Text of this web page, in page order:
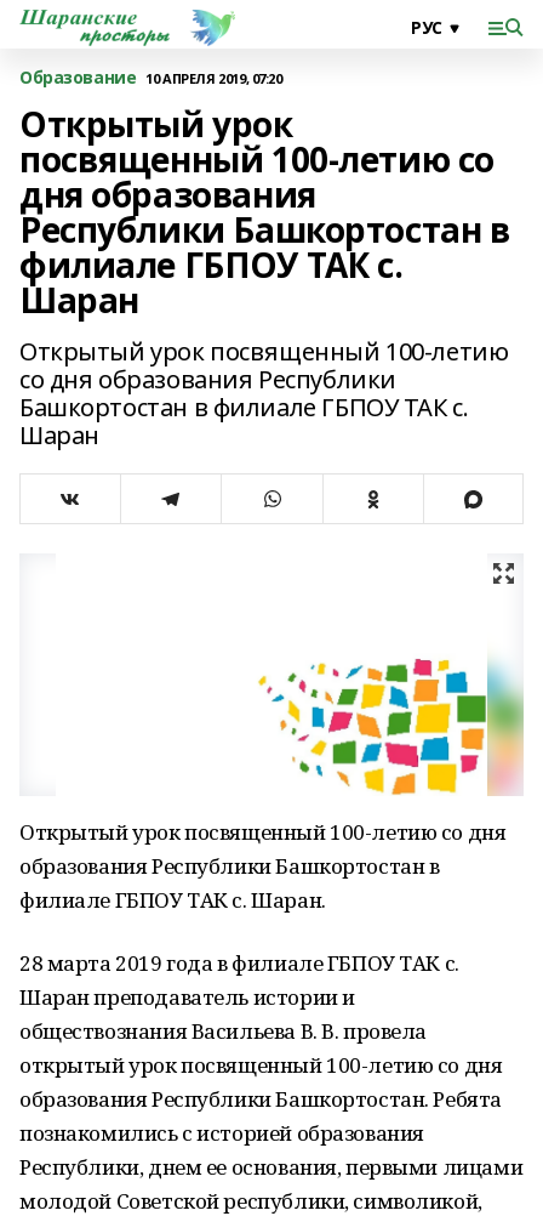
Образование 10 АПРЕЛЯ 2019, 07:20
Открытый урок
посвященный 100-летию со
дня образования
Республики Башкортостан в
филиале ГБПОУ ТАК с.
Шаран
Открытый урок посвященный 100-летию
со дня образования Республики
Башкортостан в филиале ГБПОУ ТАК с.
Шаран
Открытый урок посвященный 100-летию со дня
образования Республики Башкортостан в
филиале ГБПОУ ТАК с. Шаран.
28 марта 2019 года в филиале ГБПОУ ТАК с.
Шаран преподаватель истории и
обществознания Васильева В. В. провела
открытый урок посвященный 100-летию со дня
образования Республики Башкортостан. Ребята
познакомились с историей образования
Республики, днем ее основания, первыми лицами
молодой Советской республики, символикой,